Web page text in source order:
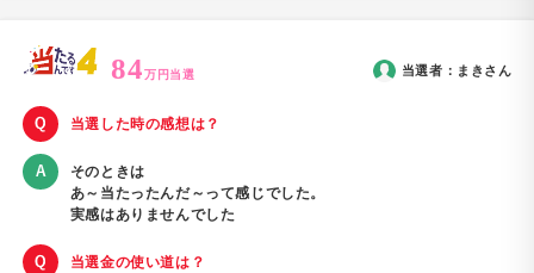
84万円当選 当選者： まき さん
当選した時の感想は？
そのときは
あ～当たったんだ～って感じでした。
実感はありませんでした
当選金の使い道は？